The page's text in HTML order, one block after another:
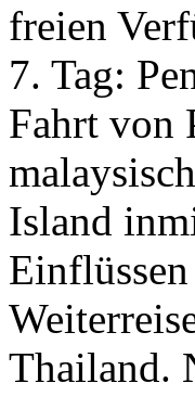
freien
7. Tag:
Fahrt von
Island
Thailand.